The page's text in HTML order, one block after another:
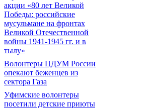
акции «80 лет Великой
Победы: российские
мусульмане на фронтах
Великой Отечественной
войны 1941-1945 гг. и в
тылу»
Волонтеры ЦДУМ России
опекают беженцев из
сектора Газа
Уфимские волонтеры
посетили детские приюты